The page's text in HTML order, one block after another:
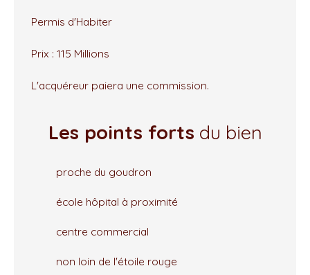
Permis d'Habiter
Prix : 115 Millions
L'acquéreur paiera une commission.
Les points forts du bien
proche du goudron
école hôpital à proximité
centre commercial
non loin de l'étoile rouge